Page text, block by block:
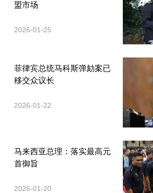
盟市场
2026-01-25
菲律宾总统马科斯弹劾案已
移交众议长
2026-01-22
马来西亚总理：落实最高元
首御旨
2026-01-20